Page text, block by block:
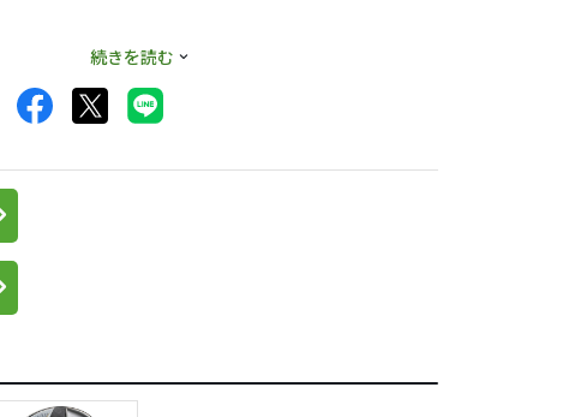
続きを読む